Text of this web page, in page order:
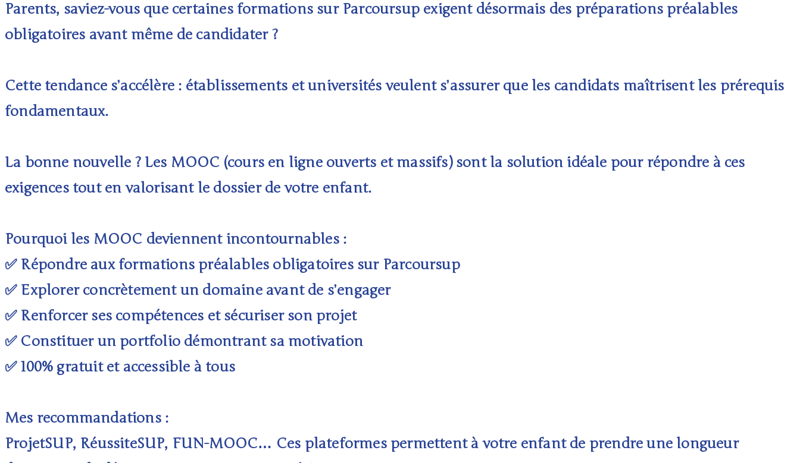
Parents, saviez-vous que certaines formations sur Parcoursup exigent désormais des préparations préalables
obligatoires avant même de candidater ?
Cette tendance s’accélère : établissements et universités veulent s’assurer que les candidats maîtrisent les prérequis
fondamentaux.
La bonne nouvelle ? Les MOOC (cours en ligne ouverts et massifs) sont la solution idéale pour répondre à ces
exigences tout en valorisant le dossier de votre enfant.
Pourquoi les MOOC deviennent incontournables :
✅ Répondre aux formations préalables obligatoires sur Parcoursup
✅ Explorer concrètement un domaine avant de s’engager
✅ Renforcer ses compétences et sécuriser son projet
✅ Constituer un portfolio démontrant sa motivation
✅ 100% gratuit et accessible à tous
Mes recommandations :
ProjetSUP, RéussiteSUP, FUN-MOOC… Ces plateformes permettent à votre enfant de prendre une longueur